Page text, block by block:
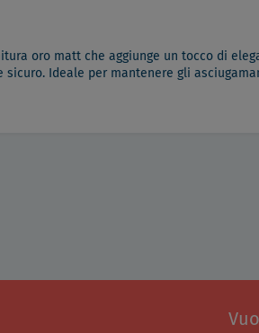
oro matt che aggiunge un tocco di
Ideale per mantenere gli